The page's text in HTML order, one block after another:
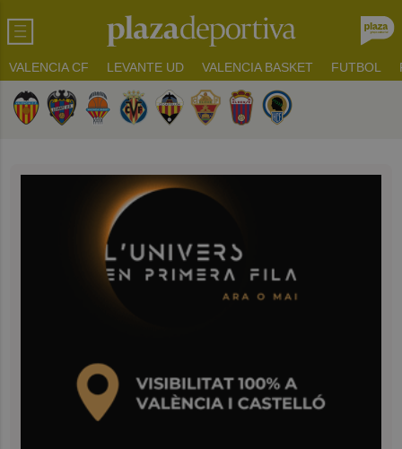
VALENCIA CF LEVANTE UD VALENCIA BASKET FUTBOL